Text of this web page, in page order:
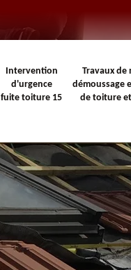
Intervention
d'urgence
fuite toiture 15
Travaux de
démoussage
de toiture